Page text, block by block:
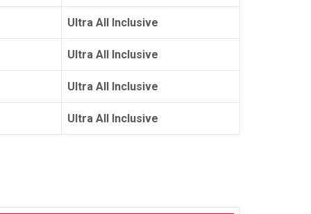
Ultra All Inclusive
Ultra All Inclusive
Ultra All Inclusive
Ultra All Inclusive